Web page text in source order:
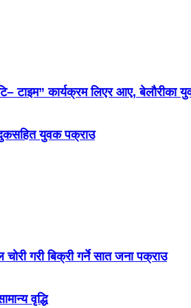
टाइम” कार्यक्रम लिएर आए, बेलौरीका
युवक पक्राउ
गरी बिक्री गर्ने सात जना पक्राउ
वृद्धि